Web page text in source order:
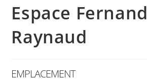
Espace Fernand
Raynaud
EMPLACEMENT